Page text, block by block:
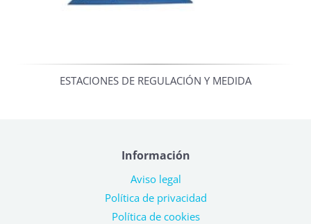
ESTACIONES DE REGULACIÓN Y MEDIDA
Información
Aviso legal
Política de privacidad
Política de cookies